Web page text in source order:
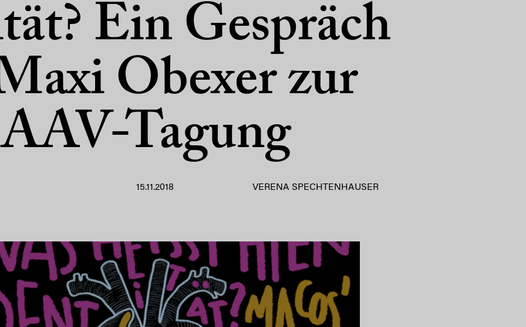
Ein Gespräch
Obexer zur
Tagung
15.11.2018 VERENA SPECHTENHAUSER